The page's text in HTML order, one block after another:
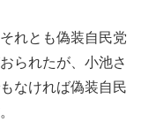
れとも偽装自民党
られたが、小池さ
なければ偽装自民